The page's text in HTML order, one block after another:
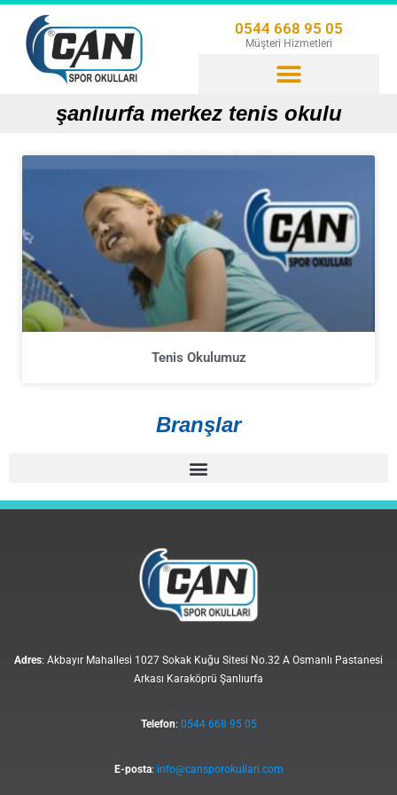
0544 668 95 05
Müşteri Hizmetleri
şanlıurfa merkez tenis okulu
Tenis Okulumuz
Branşlar
Adres: Akbayır Mahallesi 1027 Sokak Kuğu Sitesi No.32 A Osmanlı Pastanesi
Arkası Karaköprü Şanlıurfa
Telefon: 0544 668 95 05
E-posta: info@cansporokullari.com